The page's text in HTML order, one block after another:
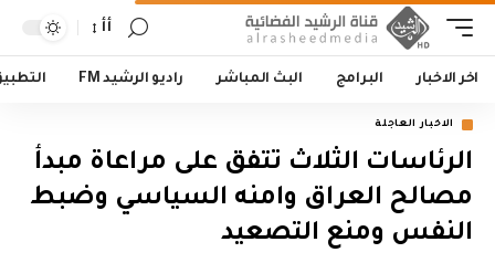
أأ
اخر الاخبار البرامج البث المباشر راديو الرشيد FM
الاخبار العاجلة
الرئاسات الثلاث تتفق على مراعاة مبدأ
مصالح العراق وامنه السياسي وضبط
النفس ومنع التصعيد